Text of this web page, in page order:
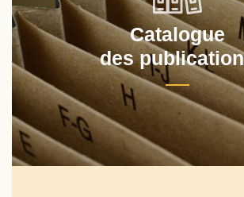
Catalogue
des